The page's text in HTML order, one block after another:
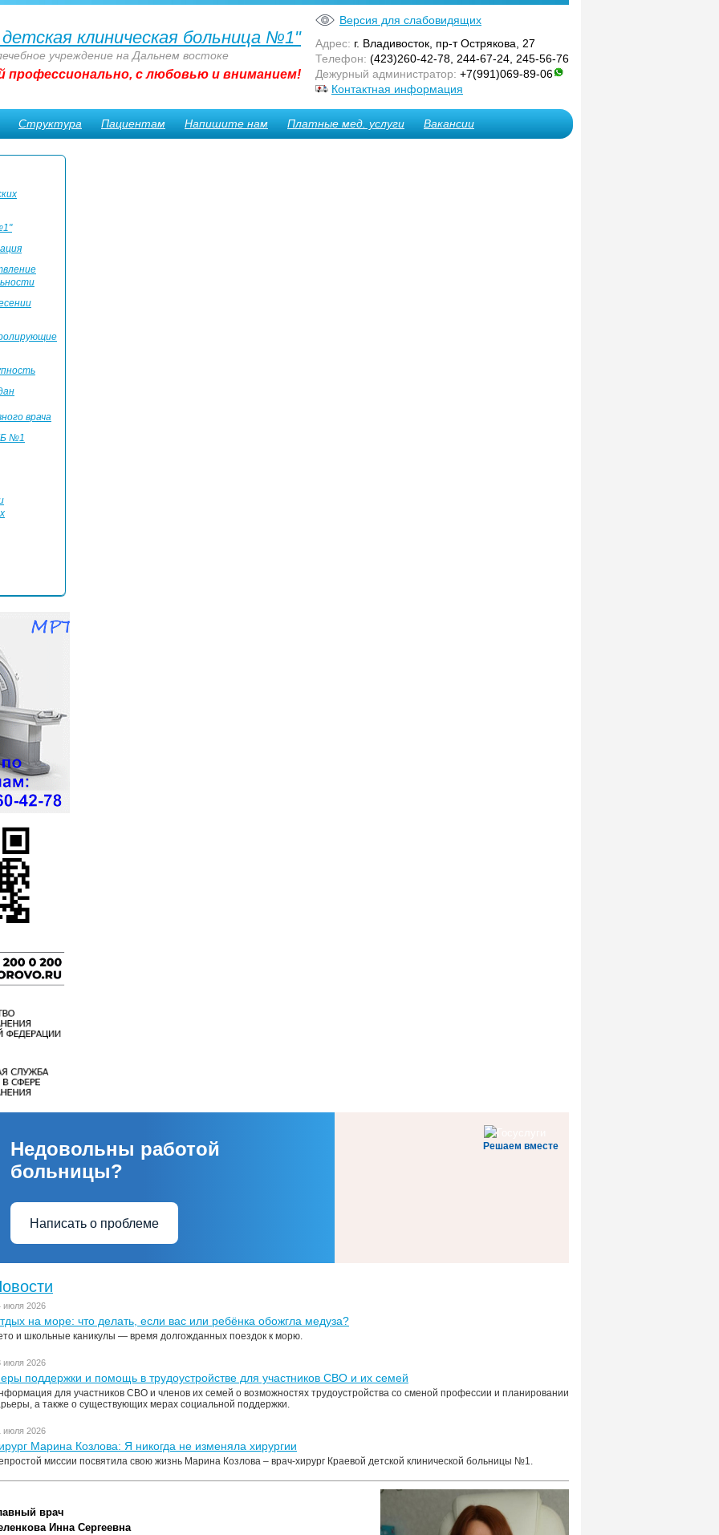
клиническая больница №1"
учреждение на Дальнем востоке
профессионально, с любовью и вниманием!
Версия для слабовидящих
Адрес: г. Владивосток, пр-т Острякова, 27
Телефон: (423)260-42-78, 244-67-24, 245-56-76
Дежурный администратор: +7(991)069-89-06
Контактная информация
Структура Пациентам Напишите нам Платные мед. услуги Вакансии
врача
№1
Решаем вместе
Недовольны работой
больницы?
Написать о проблеме
июля 2026
на море: что делать, если вас или ребёнка обожгла медуза?
и школьные каникулы — время долгожданных поездок к морю.
июля 2026
поддержки и помощь в трудоустройстве для участников СВО и их семей
для участников СВО и членов их семей о возможностях трудоустройства со сменой профессии и планировании
а также о существующих мерах социальной поддержки.
июля 2026
Марина Козлова: Я никогда не изменяла хирургии
миссии посвятила свою жизнь Марина Козлова – врач-хирург Краевой детской клинической больницы №1.
врач
Инна Сергеевна